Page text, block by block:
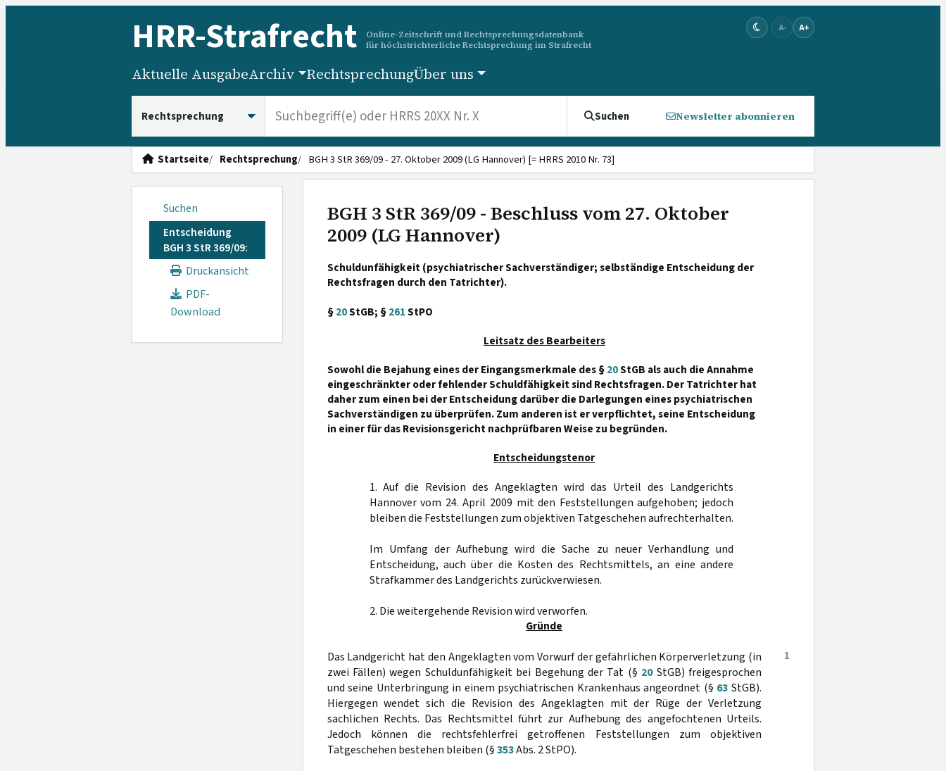
HRR-Strafrecht
Online-Zeitschrift und Rechtsprechungsdatenbank
für höchstrichterliche Rechtsprechung im Strafrecht
A- A+
Aktuelle AusgabeArchiv RechtsprechungÜber uns
Suchen Newsletter abonnieren
Startseite Rechtsprechung BGH 3 StR 369/09 - 27. Oktober 2009 (LG Hannover) [= HRRS 2010 Nr. 73]
Suchen
Entscheidung
BGH 3 StR 369/09:
Druckansicht
PDF-
Download
BGH 3 StR 369/09 - Beschluss vom 27. Oktober
2009 (LG Hannover)
Schuldunfähigkeit (psychiatrischer Sachverständiger; selbständige Entscheidung der
Rechtsfragen durch den Tatrichter).
§20StGB; §261StPO
Leitsatz des Bearbeiters
Sowohl die Bejahung eines der Eingangsmerkmale des §20StGB als auch die Annahme
eingeschränkter oder fehlender Schuldfähigkeit sind Rechtsfragen. Der Tatrichter hat
daher zum einen bei der Entscheidung darüber die Darlegungen eines psychiatrischen
Sachverständigen zu überprüfen. Zum anderen ist er verpflichtet, seine Entscheidung
in einer für das Revisionsgericht nachprüfbaren Weise zu begründen.
Entscheidungstenor
1. Auf die Revision des Angeklagten wird das Urteil des Landgerichts
Hannover vom 24. April 2009 mit den Feststellungen aufgehoben; jedoch
bleiben die Feststellungen zum objektiven Tatgeschehen aufrechterhalten.
Im Umfang der Aufhebung wird die Sache zu neuer Verhandlung und
Entscheidung, auch über die Kosten des Rechtsmittels, an eine andere
Strafkammer des Landgerichts zurückverwiesen.
2. Die weitergehende Revision wird verworfen.
Gründe
1
Das Landgericht hat den Angeklagten vom Vorwurf der gefährlichen Körperverletzung (in
zwei Fällen) wegen Schuldunfähigkeit bei Begehung der Tat (§ 20StGB) freigesprochen
und seine Unterbringung in einem psychiatrischen Krankenhaus angeordnet (§ 63 StGB).
Hiergegen wendet sich die Revision des Angeklagten mit der Rüge der Verletzung
sachlichen Rechts. Das Rechtsmittel führt zur Aufhebung des angefochtenen Urteils.
Jedoch können die rechtsfehlerfrei getroffenen Feststellungen zum objektiven
Tatgeschehen bestehen bleiben (§353Abs. 2 StPO).